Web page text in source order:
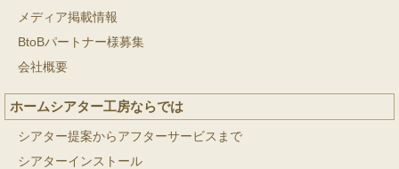
メディア掲載情報
BtoBパートナー様募集
会社概要
ホームシアター工房ならでは
シアター提案からアフターサービスまで
シアターインストール